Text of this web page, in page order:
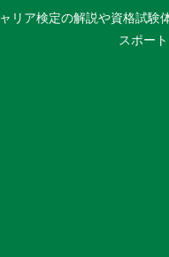
リア検定の解説や資格試
スポー